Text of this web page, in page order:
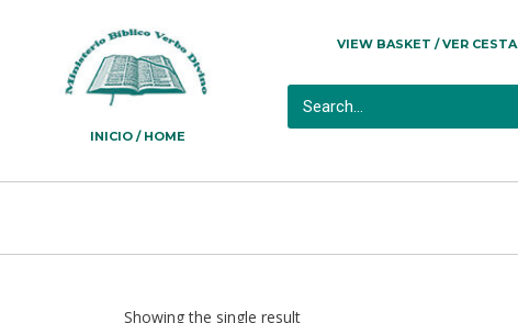
INICIO / HOME
VIEW BASKET / VER CESTA
Showing the single result